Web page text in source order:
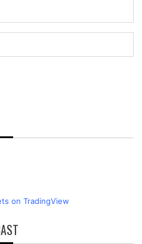
on TradingView